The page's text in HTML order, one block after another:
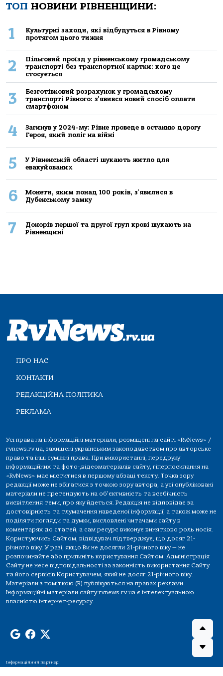
ТОП НОВИНИ РІВНЕНЩИНИ:
1
Культурні заходи, які відбудуться в Рівному
протягом цього тижня
2
Пільговий проїзд у рівненському громадському
транспорті без транспортної картки: кого це
стосується
3
Безготівковий розрахунок у громадському
транспорті Рівного: з'явився новий спосіб оплати
смартфоном
4
Загинув у 2024-му: Рівне проведе в останню дорогу
Героя, який поліг на війні
5
У Рівненській області шукають житло для
евакуйованих
6
Монети, яким понад 100 років, з'явилися в
Дубенському замку
7
Донорів першої та другої груп крові шукають на
Рівненщині
ПРО НАС
КОНТАКТИ
РЕДАКЦІЙНА ПОЛІТИКА
РЕКЛАМА
Усі права на інформаційні матеріали, розміщені на сайті «RvNews» /
rvnews.rv.ua, захищені українським законодавством про авторське
право та інші суміжні права. При використанні, передруку
інформаційних та фото-,відеоматеріалів сайту, гіперпосилання на
«RvNews» має міститися в першому абзаці тексту. Точка зору
редакції може не збігатися з точкою зору автора, а усі опубліковані
матеріали не претендують на об'єктивність та всебічність
висвітлення теми, про яку йдеться. Редакція не відповідає за
достовірність та тлумачення наведеної інформації, а також може не
поділяти погляди та думки, висловлені читачами сайту в
коментарях до статей, а сам ресурс виконує винятково роль носія.
Користуючись Сайтом, відвідувач підтверджує, що досяг 21-
річного віку. У разі, якщо Ви не досягли 21-річного віку — не
розпочинайте або припиніть користування Сайтом. Адміністрація
Сайту не несе відповідальності за законність використання Сайту
та його сервісів Користувачем, який не досяг 21-річного віку.
Матеріали з поміткою (R) публікуються на правах реклами.
Інформаційні матеріали сайту rvnews.rv.ua є інтелектуальною
власністю інтернет-ресурсу.
Інформаційний партнер: